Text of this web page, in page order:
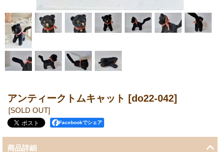
アンティークトムキャット [do22-042]
[SOLD OUT]
Facebookでシェア
商品詳細